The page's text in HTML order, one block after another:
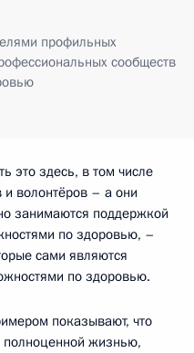
профильных
сообществ
это здесь, в том числе
и волонтёров – а они
занимаются поддержкой
по здоровью, –
сами являются
по здоровью.
показывают, что
полноценной жизнью,